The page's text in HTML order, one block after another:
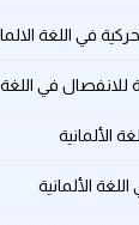
في اللغة
للانفصال في اللغة